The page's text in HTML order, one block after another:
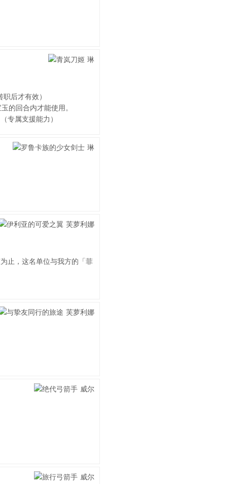
后才有效）
的回合内才能使用。
专属支援能力）
止，这名单位与我方的「菲